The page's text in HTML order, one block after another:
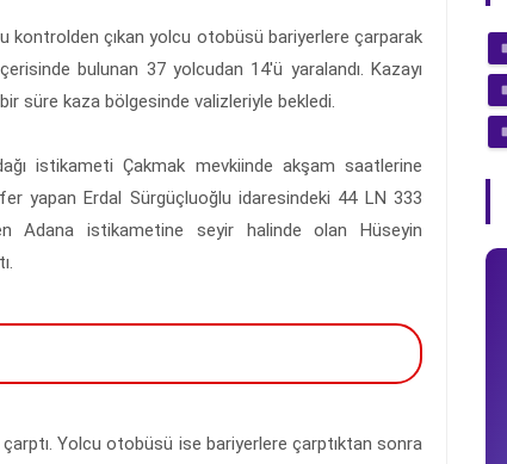
kontrolden çıkan yolcu otobüsü bariyerlere çarparak
bulunan 37 yolcudan 14'ü yaralandı. Kazayı
süre kaza bölgesinde valizleriyle bekledi.
istikameti Çakmak mevkiinde akşam saatlerine
yapan Erdal Sürgüçluoğlu idaresindeki 44 LN 333
Adana istikametine seyir halinde olan Hüseyin
Yolcu otobüsü ise bariyerlere çarptıktan sonra